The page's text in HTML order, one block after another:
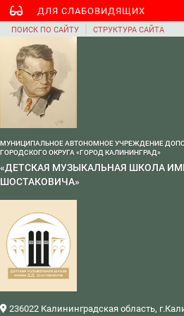
ПОИСК ПО САЙТУ СТРУКТУРА САЙТА
ДЛЯ СЛАБОВИДЯЩИХ
МУНИЦИПАЛЬНОЕ АВТОНОМНОЕ УЧРЕЖДЕНИЕ
ГОРОДСКОГО ОКРУГА «ГОРОД КАЛИНИНГРАД»
«ДЕТСКАЯ МУЗЫКАЛЬНАЯ ШКОЛА
ШОСТАКОВИЧА»
236022 Калининградская область,